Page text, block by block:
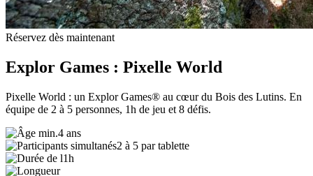
Réservez dès maintenant
Explor Games : Pixelle World
Pixelle World : un Explor Games® au cœur du Bois des Lutins. En
équipe de 2 à 5 personnes, 1h de jeu et 8 défis.
4 ans
2 à 5 par tablette
1h